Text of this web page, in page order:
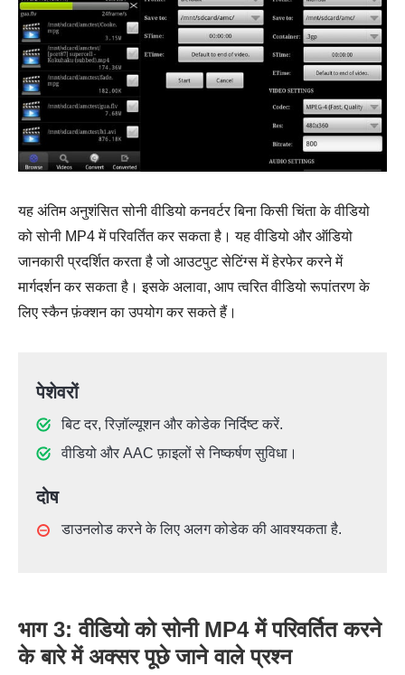
यह अंतिम अनुशंसित सोनी वीडियो कनवर्टर बिना किसी चिंता के वीडियो
को सोनी MP4 में परिवर्तित कर सकता है। यह वीडियो और ऑडियो
जानकारी प्रदर्शित करता है जो आउटपुट सेटिंग्स में हेरफेर करने में
मार्गदर्शन कर सकता है। इसके अलावा, आप त्वरित वीडियो रूपांतरण के
लिए स्कैन फ़ंक्शन का उपयोग कर सकते हैं।
पेशेवरों
बिट दर, रिज़ॉल्यूशन और कोडेक निर्दिष्ट करें.
वीडियो और AAC फ़ाइलों से निष्कर्षण सुविधा।
दोष
डाउनलोड करने के लिए अलग कोडेक की आवश्यकता है.
भाग 3: वीडियो को सोनी MP4 में परिवर्तित करने
के बारे में अक्सर पूछे जाने वाले प्रश्न